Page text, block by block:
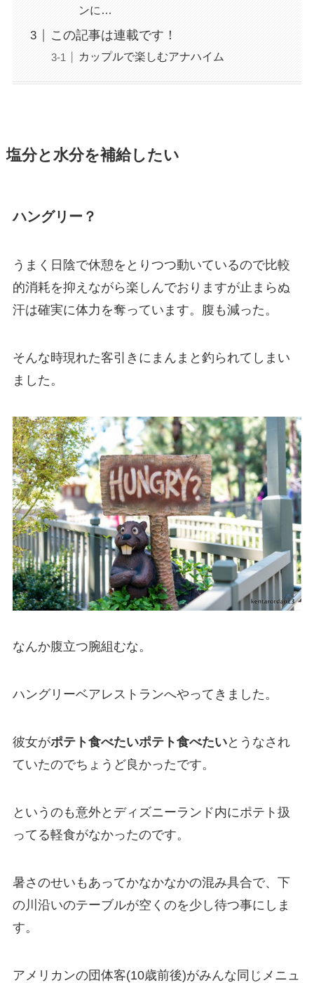
ンに…
この記事は連載です！
カップルで楽しむアナハイム
塩分と水分を補給したい
ハングリー？
うまく日陰で休憩をとりつつ動いているので比較
的消耗を抑えながら楽しんでおりますが止まらぬ
汗は確実に体力を奪っています。腹も減った。
そんな時現れた客引きにまんまと釣られてしまい
ました。
なんか腹立つ腕組むな。
ハングリーベアレストランへやってきました。
彼女がポテト食べたいポテト食べたいとうなされ
ていたのでちょうど良かったです。
というのも意外とディズニーランド内にポテト扱
ってる軽食がなかったのです。
暑さのせいもあってかなかなかの混み具合で、下
の川沿いのテーブルが空くのを少し待つ事にしま
す。
アメリカンの団体客(10歳前後)がみんな同じメニュ